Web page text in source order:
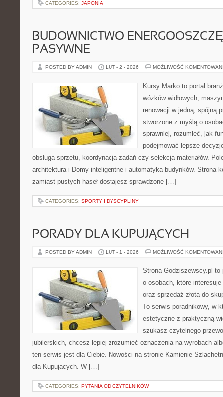
CATEGORIES: JAPONIA
BUDOWNICTWO
PASYWNE
POSTED BY ADMIN LUT - 2 - 2026 MOŻLIWOŚĆ
Kursy Marko to portal
wózków widłowych,
renowacji w jedną, spójną
stworzone z myślą o
sprawniej, rozumieć, jak
podejmować lepsze
obsługa sprzętu, koordynacja zadań czy selekcja materiałów.
architektura i Domy inteligentne i automatyka budynków. Strona
zamiast pustych haseł dostajesz sprawdzone […]
CATEGORIES: SPORTY I DYSCYPLINY
PORADY DLA KUPUJĄCYCH
POSTED BY ADMIN LUT - 1 - 2026 MOŻLIWOŚĆ
Strona Godziszewscy.pl to
o osobach, które
oraz sprzedaż złota do
To serwis poradnikowy, w
estetyczne z praktyczną
szukasz czytelnego
jubilerskich, chcesz lepiej zrozumieć oznaczenia na wyrobach
ten serwis jest dla Ciebie. Nowości na stronie Kamienie
dla Kupujących. W […]
CATEGORIES: PYTANIA OD CZYTELNIKÓW